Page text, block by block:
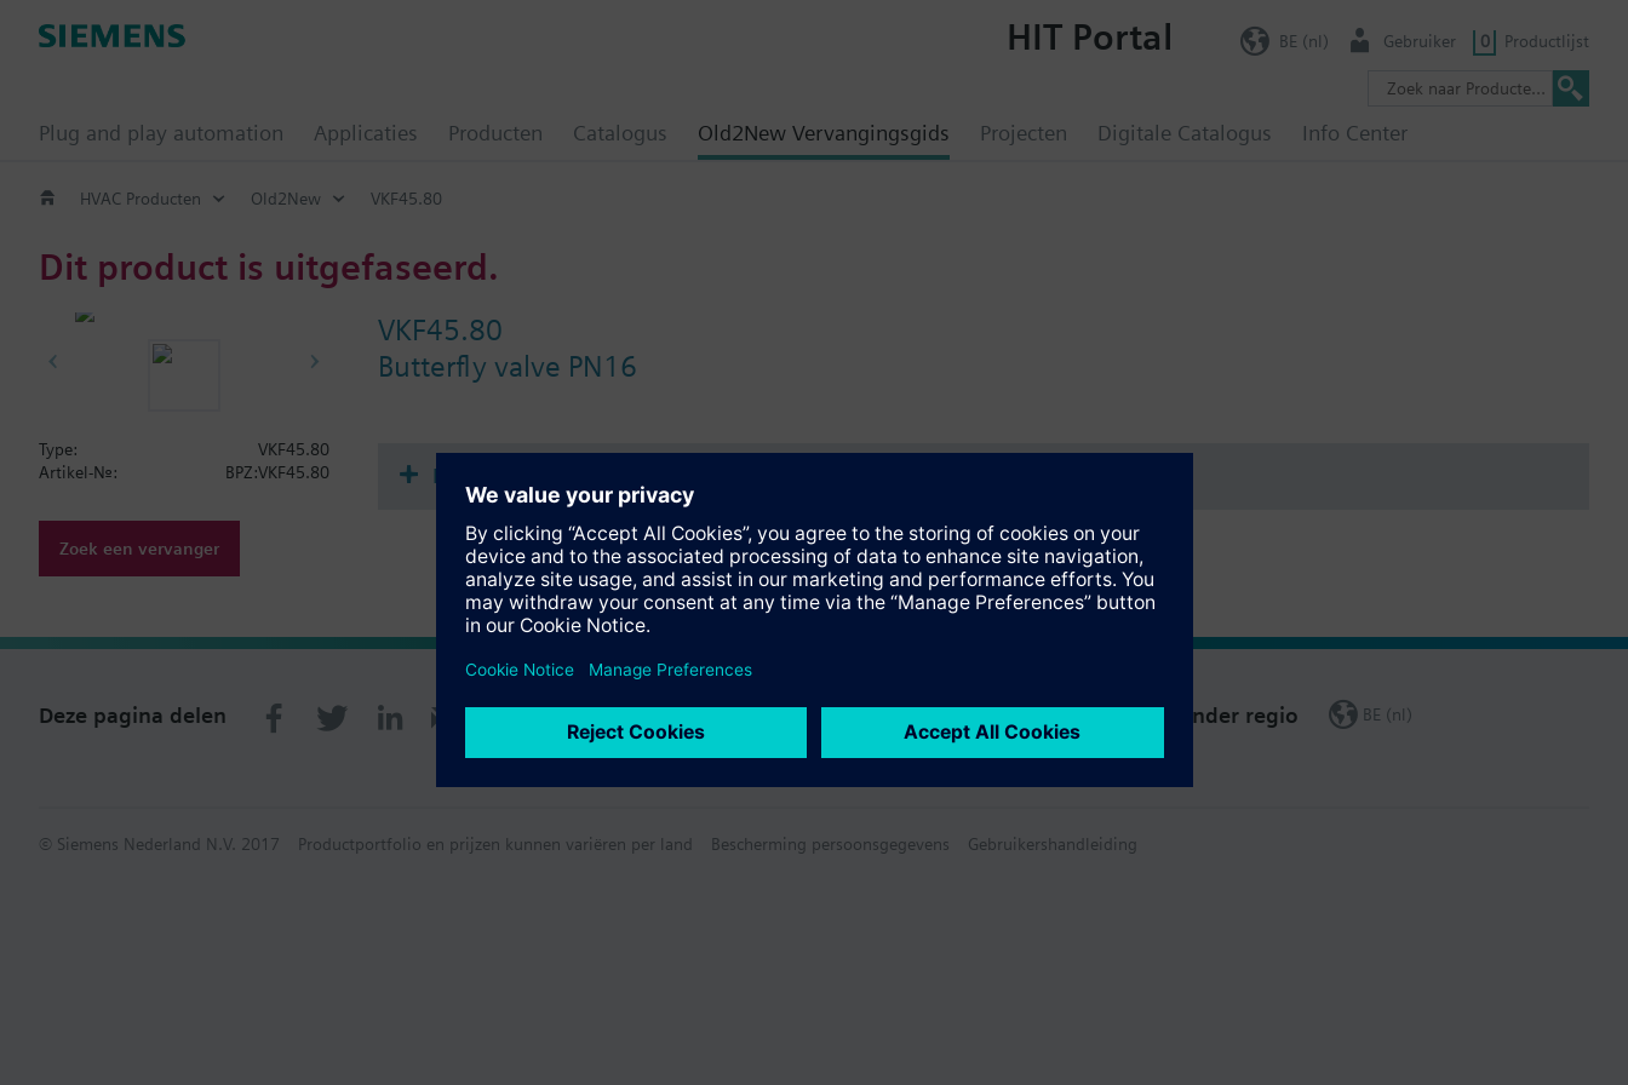
Plug and play automation Applicaties Producten Catalogus Old2New Vervangingsgids Projecten Digitale Catalogus Info Center
HIT Portal BE (nl) Gebruiker 0 Productlijst
HVAC Producten Old2New VKF45.80
Dit product is uitgefaseerd.
VKF45.80
Butterfly valve PN16
Type:
VKF45.80
Artikel-Nr.:
BPZ:VKF45.80
Zoek een vervanger
Documenten
Deze pagina delen Verander regio BE (nl)
© Siemens Nederland N.V. 2017 Productportfolio en prijzen kunnen variëren per land Bescherming persoonsgegevens Gebruikershandleiding